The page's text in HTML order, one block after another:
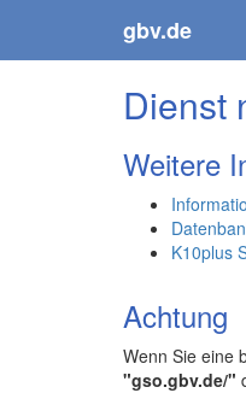
gbv.de
Dienst
Weitere
K10plus
Achtung
Wenn Sie eine
"gso.gbv.de/"